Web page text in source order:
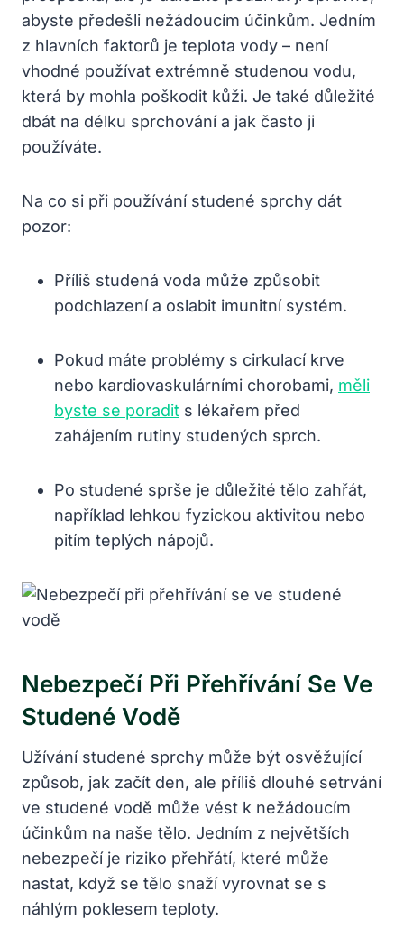
abyste předešli nežádoucím účinkům. Jedním
z hlavních faktorů je teplota vody – není
vhodné používat extrémně studenou vodu,
která by mohla poškodit kůži. Je také důležité
dbát na délku sprchování a jak často ji
používáte.
Na co si při používání studené sprchy dát
pozor:
Příliš studená voda může způsobit
podchlazení a oslabit imunitní systém.
Pokud máte problémy s cirkulací krve
nebo kardiovaskulárními chorobami, měli
byste se poradit s lékařem před
zahájením rutiny studených sprch.
Po studené sprše je důležité tělo zahřát,
například lehkou fyzickou aktivitou nebo
pitím teplých nápojů.
Nebezpečí Při Přehřívání Se Ve
Studené Vodě
Užívání studené sprchy může být osvěžující
způsob, jak začít den, ale příliš dlouhé setrvání
ve studené vodě může vést k nežádoucím
účinkům na naše tělo. Jedním z největších
nebezpečí je riziko přehřátí, které může
nastat, když se tělo snaží vyrovnat se s
náhlým poklesem teploty.